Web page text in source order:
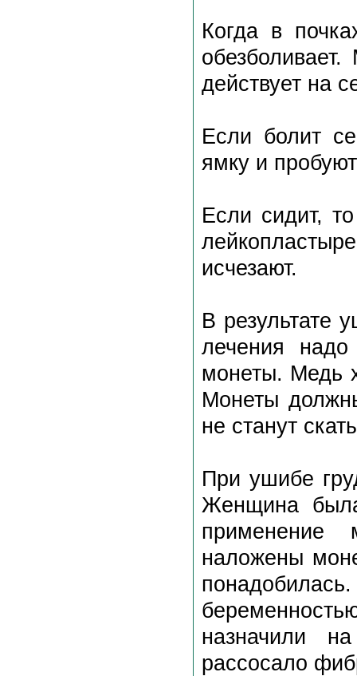
Когда в
действует на
Если болит
ямку и
Если сидит,
исчезают.
В результате
лечения
монеты. Медь
Монеты
не станут
При ушибе
Женщина
применение
наложены
назначили
рассосало